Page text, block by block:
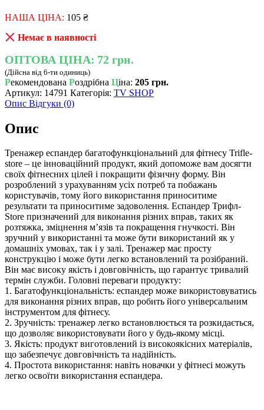
НАША ЦІНА: 105 ₴
Немає в наявності
ОПТОВА ЦІНА: 72 грн.
(Дійсна від 6-ти одиниць)
Рекомендована Роздрібна Ціна: 205 грн.
Артикул: 14791 Категорія: TV SHOP
Опис Відгуки (0)
Опис
Тренажер еспандер багатофункціональний для фітнесу Trifle-
store – це інноваційний продукт, який допоможе вам досягти
своїх фітнесних цілей і покращити фізичну форму. Він
розроблений з урахуванням усіх потреб та побажань
користувачів, тому його використання приноситиме
результати та приноситиме задоволення. Еспандер Трифл-
Store призначений для виконання різних вправ, таких як
розтяжка, зміцнення м’язів та покращення гнучкості. Він
зручний у використанні та може бути використаний як у
домашніх умовах, так і у залі. Тренажер має просту
конструкцію і може бути легко встановлений та розібраний.
Він має високу якість і довговічність, що гарантує тривалий
термін служби. Головні переваги продукту:
1. Багатофункціональність: еспандер може використовуватись
для виконання різних вправ, що робить його універсальним
інструментом для фітнесу.
2. Зручність: тренажер легко встановлюється та розкидається,
що дозволяє використовувати його у будь-якому місці.
3. Якість: продукт виготовлений із високоякісних матеріалів,
що забезпечує довговічність та надійність.
4. Простота використання: навіть новачки у фітнесі можуть
легко освоїти використання еспандера.